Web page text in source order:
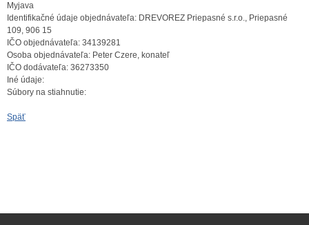
Myjava
Identifikačné údaje objednávateľa: DREVOREZ Priepasné s.r.o., Priepasné
109, 906 15
IČO objednávateľa: 34139281
Osoba objednávateľa: Peter Czere, konateľ
IČO dodávateľa: 36273350
Iné údaje:
Súbory na stiahnutie:
Späť